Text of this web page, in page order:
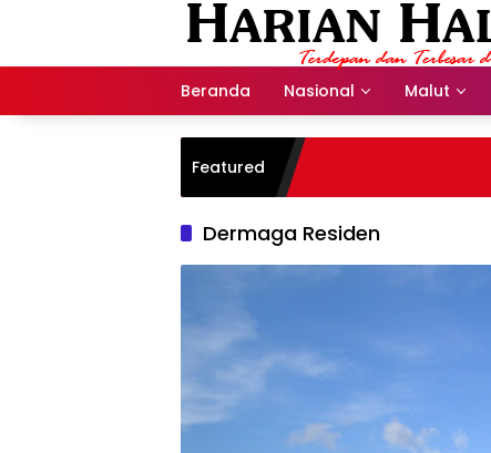
Beranda Nasional Malut
Featured
Dermaga Residen